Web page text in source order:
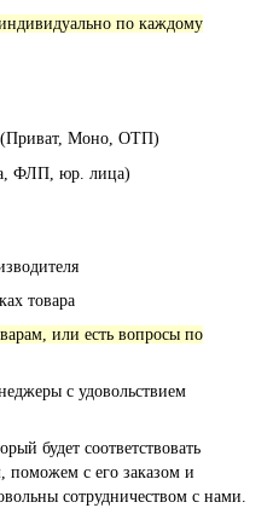
по каждому
(Приват, Моно, ОТП)
ФЛП, юр. лица)
товара
или есть вопросы по
с удовольствием
будет соответствовать
с его заказом и
сотрудничеством с нами.